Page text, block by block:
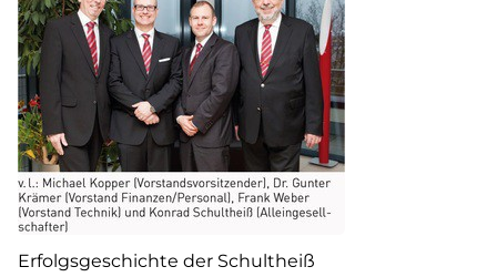
Erfolgsgeschichte der Schultheiß